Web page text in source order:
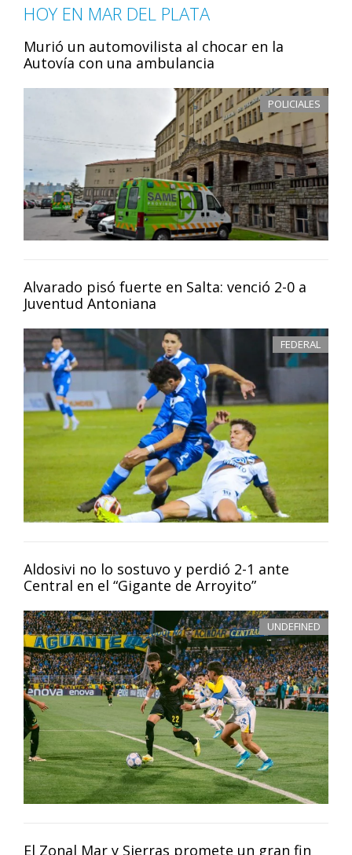
HOY EN MAR DEL PLATA
Murió un automovilista al chocar en la
Autovía con una ambulancia
POLICIALES
Alvarado pisó fuerte en Salta: venció 2-0 a
Juventud Antoniana
FEDERAL
Aldosivi no lo sostuvo y perdió 2-1 ante
Central en el “Gigante de Arroyito”
UNDEFINED
El Zonal Mar y Sierras promete un gran fin